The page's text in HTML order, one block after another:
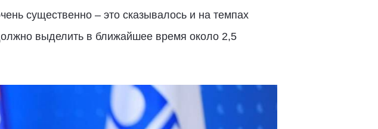
существенно – это сказывалось и на темпах
выделить в ближайшее время около 2,5